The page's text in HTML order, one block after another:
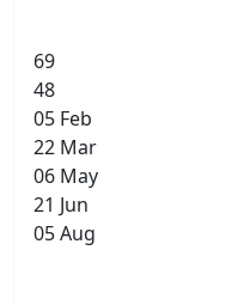
69
48
05 Feb
22 Mar
06 May
21 Jun
05 Aug